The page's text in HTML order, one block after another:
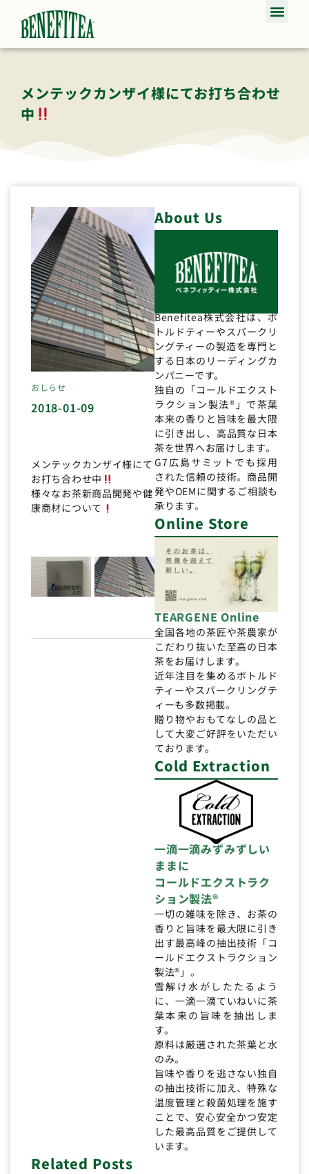
メンテックカンザイ様にてお打ち合わせ
中
おしらせ
2018-01-09
メンテックカンザイ様にて
お打ち合わせ中
様々なお茶新商品開発や健
康商材について
About Us
Benefitea株式会社は、ボ
トルドティーやスパークリ
ングティーの製造を専門と
する日本のリーディングカ
ンパニーです。
独自の「コールドエクスト
ラクション製法®」で茶葉
本来の香りと旨味を最大限
に引き出し、高品質な日本
茶を世界へお届けします。
G7広島サミットでも採用
された信頼の技術。商品開
発やOEMに関するご相談も
承ります。
Online Store
TEARGENE Online
全国各地の茶匠や茶農家が
こだわり抜いた至高の日本
茶をお届けします。
近年注目を集めるボトルド
ティーやスパークリングテ
ィーも多数掲載。
贈り物やおもてなしの品と
して大変ご好評をいただい
ております。
Cold Extraction
一滴一滴みずみずしい
ままに
コールドエクストラク
ション製法®
一切の雑味を除き、お茶の
香りと旨味を最大限に引き
出す最高峰の抽出技術「コ
ールドエクストラクション
製法®」。
雪解け水がしたたるよう
に、一滴一滴ていねいに茶
葉本来の旨味を抽出しま
す。
原料は厳選された茶葉と水
のみ。
旨味や香りを逃さない独自
の抽出技術に加え、特殊な
温度管理と殺菌処理を施す
ことで、安心安全かつ安定
した最高品質をご提供して
います。
Related Posts